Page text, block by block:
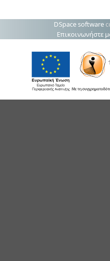
DSpace software
Επικοινωνήστε